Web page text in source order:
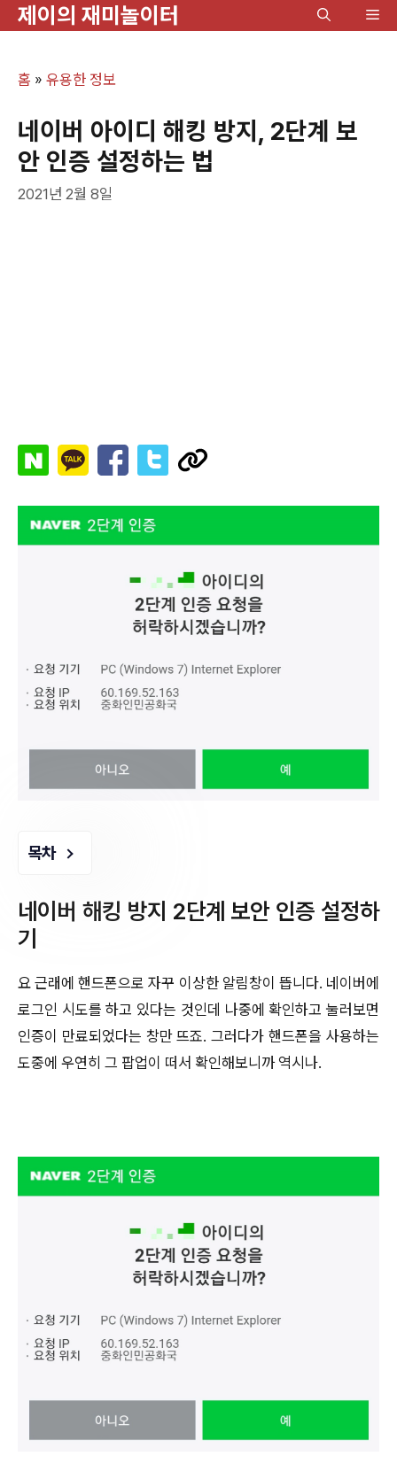
제이의 재미놀이터
메
홈 » 유용한 정보
네이버 아이디 해킹 방지, 2단계 보
안 인증 설정하는 법
2021년 2월 8일
목차
네이버 해킹 방지 2단계 보안 인증 설정하
기
요 근래에 핸드폰으로 자꾸 이상한 알림창이 뜹니다. 네이버에
로그인 시도를 하고 있다는 것인데 나중에 확인하고 눌러보면
인증이 만료되었다는 창만 뜨죠. 그러다가 핸드폰을 사용하는
도중에 우연히 그 팝업이 떠서 확인해보니까 역시나.